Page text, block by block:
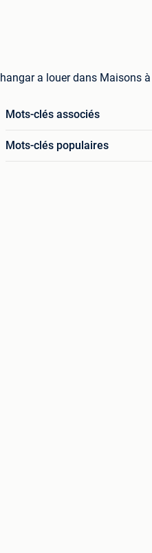
hangar a louer dans Maisons
Mots-clés associés
Mots-clés populaires